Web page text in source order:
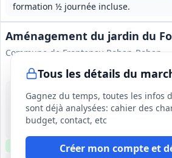
formation ½ journée incluse.
Tous les détails du
Gagnez du temps, toutes les infos
sont déjà analysées: cahier des
budget, contact, etc
Créer mon compte et
Aménagement du jardin du
Commune de Frontenay‑Rohan‑Rohan
31 août 2026
Frontenay‑Rohan‑Rohan (79)
Exécution des travaux avant
Clause environnementale Échantillons